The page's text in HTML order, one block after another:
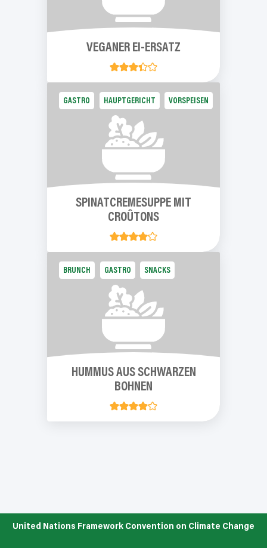
VEGANER EI-ERSATZ
GASTRO HAUPTGERICHT VORSPEISEN
SPINATCREMESUPPE MIT
CROÛTONS
BRUNCH GASTRO SNACKS
HUMMUS AUS SCHWARZEN
BOHNEN
United Nations Framework Convention on Climate Change